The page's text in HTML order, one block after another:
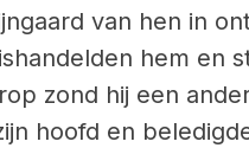
van hen in
hem en
zond hij een
hoofd en